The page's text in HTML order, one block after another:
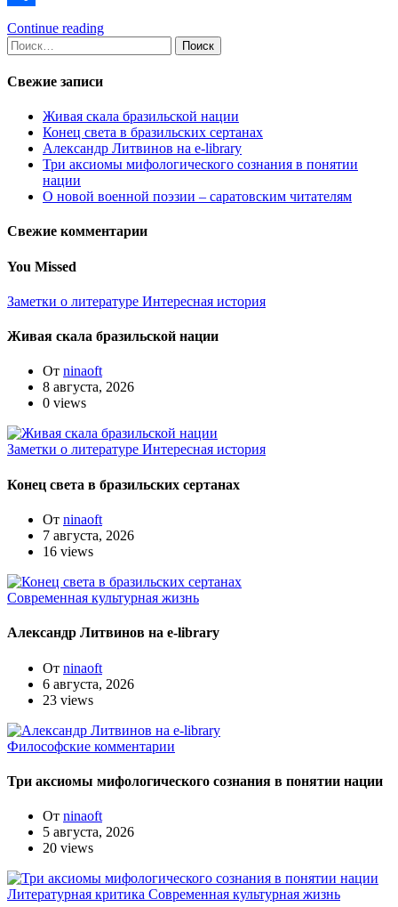
Отправить
Continue reading
Найти:
Свежие записи
Живая скала бразильской нации
Конец света в бразильских сертанах
Александр Литвинов на e-library
Три аксиомы мифологического сознания в понятии
нации
О новой военной поэзии – саратовским читателям
Свежие комментарии
You Missed
Заметки о литературе Интересная история
Живая скала бразильской нации
От ninaoft
8 августа, 2026
0 views
Заметки о литературе Интересная история
Конец света в бразильских сертанах
От ninaoft
7 августа, 2026
16 views
Современная культурная жизнь
Александр Литвинов на e-library
От ninaoft
6 августа, 2026
23 views
Философские комментарии
Три аксиомы мифологического сознания в понятии нации
От ninaoft
5 августа, 2026
20 views
Литературная критика Современная культурная жизнь